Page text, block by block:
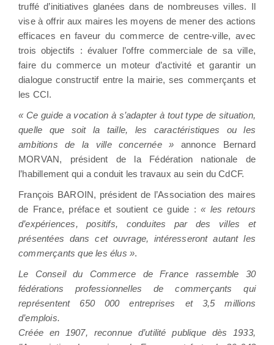
truffé d’initiatives glanées dans de nombreuses villes. Il
vise à offrir aux maires les moyens de mener des actions
efficaces en faveur du commerce de centre-ville, avec
trois objectifs : évaluer l’offre commerciale de sa ville,
faire du commerce un moteur d’activité et garantir un
dialogue constructif entre la mairie, ses commerçants et
les CCI.
« Ce guide a vocation à s’adapter à tout type de situation,
quelle que soit la taille, les caractéristiques ou les
ambitions de la ville concernée » annonce Bernard
MORVAN, président de la Fédération nationale de
l’habillement qui a conduit les travaux au sein du CdCF.
François BAROIN, président de l’Association des maires
de France, préface et soutient ce guide :« les retours
d’expériences, positifs, conduites par des villes et
présentées dans cet ouvrage, intéresseront autant les
commerçants que les élus ».
Le Conseil du Commerce de France rassemble 30
fédérations professionnelles de commerçants qui
représentent 650 000 entreprises et 3,5 millions
d’emplois.
Créée en 1907, reconnue d’utilité publique dès 1933,